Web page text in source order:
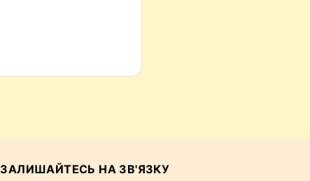
ЗАЛИШАЙТЕСЬ НА ЗВ'ЯЗКУ